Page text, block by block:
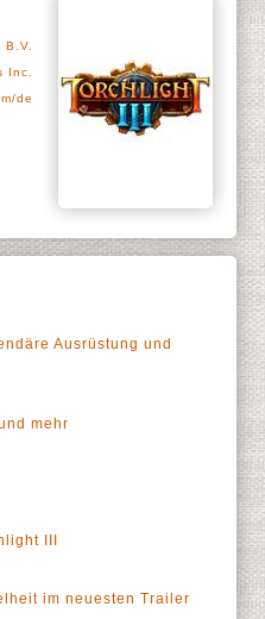
Inc.
de
Ausrüstung und
mehr
III
im neuesten Trailer